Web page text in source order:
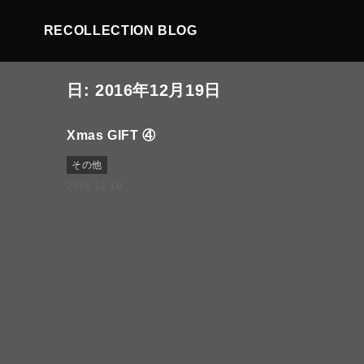
RECOLLECTION BLOG
日: 2016年12月19日
Xmas GIFT ④
その他